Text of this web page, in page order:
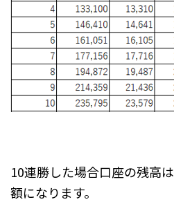
10連勝した場合口座の残高は
額になります。